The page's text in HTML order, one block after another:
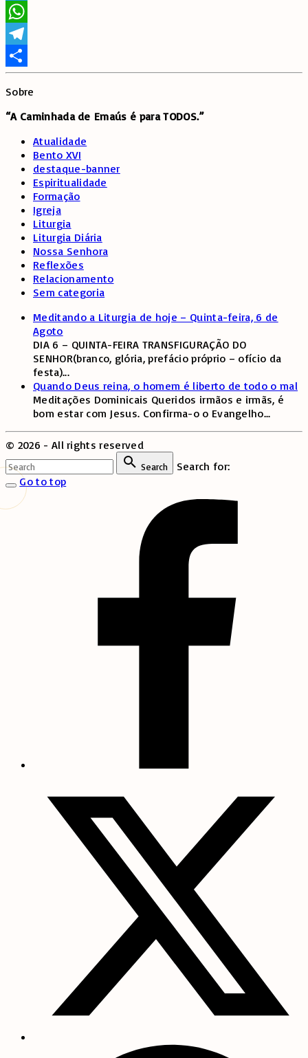
Twitter
WhatsApp
Telegram
Share
Sobre
“A Caminhada de Emaús é para TODOS.”
Atualidade
Bento XVI
destaque-banner
Espiritualidade
Formação
Igreja
Liturgia
Liturgia Diária
Nossa Senhora
Reflexões
Relacionamento
Sem categoria
Meditando a Liturgia de hoje – Quinta-feira, 6 de
Agoto
DIA 6 – QUINTA-FEIRA TRANSFIGURAÇÃO DO
SENHOR(branco, glória, prefácio próprio – ofício da
festa)...
Quando Deus reina, o homem é liberto de todo o mal
Meditações Dominicais Queridos irmãos e irmãs, é
bom estar com Jesus. Confirma-o o Evangelho...
© 2026 - All rights reserved
Search
Search for:
Go to top